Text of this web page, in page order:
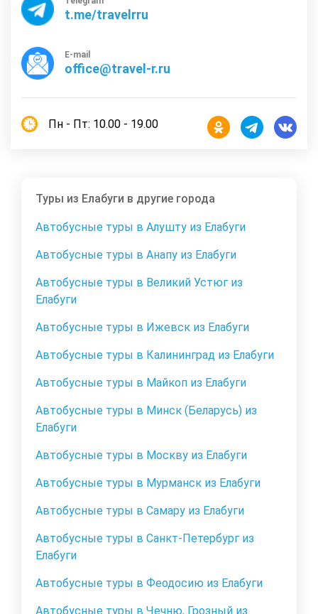
t.me/travelrru
E-mail
office@travel-r.ru
Пн - Пт: 10.00 - 19.00
Туры из Елабуги в другие города
Автобусные туры в Алушту из Елабуги
Автобусные туры в Анапу из Елабуги
Автобусные туры в Великий Устюг из
Елабуги
Автобусные туры в Ижевск из Елабуги
Автобусные туры в Калининград из Елабуги
Автобусные туры в Майкоп из Елабуги
Автобусные туры в Минск (Беларусь) из
Елабуги
Автобусные туры в Москву из Елабуги
Автобусные туры в Мурманск из Елабуги
Автобусные туры в Самару из Елабуги
Автобусные туры в Санкт-Петербург из
Елабуги
Автобусные туры в Феодосию из Елабуги
Автобусные туры в Чечню, Грозный из